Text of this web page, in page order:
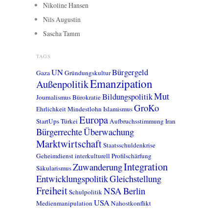
Nikoline Hansen
Nils Augustin
Sascha Tamm
TAGS
GazaUNGründungskulturBürgergeld
AußenpolitikEmanzipation
JournalismusBürokratieBildungspolitikMut
EhrlichkeitMindestlohnIslamismusGroKo
StartUpsTürkei EuropaAufbruchsstimmungIran
BürgerrechteÜberwachung
MarktwirtschaftStaatsschuldenkrise
GeheimdienstinterkulturellProfilschärfung
SäkularismusZuwanderungIntegration
EntwicklungspolitikGleichstellung
FreiheitSchulpolitikNSABerlin
MedienmanipulationUSANahostkonflikt